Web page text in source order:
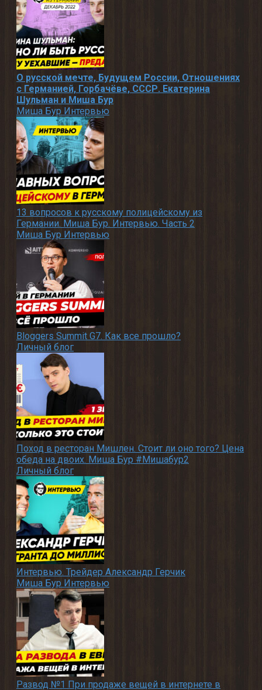
О русской мечте, Будущем России, Отношениях
с Германией, Горбачёве, СССР. Екатерина
Шульман и Миша Бур
Миша Бур Интервью
13 вопросов к русскому полицейскому из
Германии. Миша Бур. Интервью. Часть 2
Миша Бур Интервью
Bloggers Summit G7. Как все прошло?
Личный блог
Поход в ресторан Мишлен. Стоит ли оно того? Цена
обеда на двоих. Миша Бур #Мишабур2
Личный блог
Интервью. Трейдер Александр Герчик
Миша Бур Интервью
Развод №1 При продаже вещей в интернете в